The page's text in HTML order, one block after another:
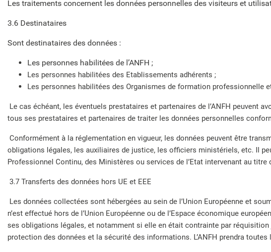
Les traitements concernent les données personnelles des visiteurs et
3.6 Destinataires
Sont destinataires des données :
Les personnes habilitées de l’ANFH ;
Les personnes habilitées des Etablissements adhérents ;
Les personnes habilitées des Organismes de formation professionnelle
Le cas échéant, les éventuels prestataires et partenaires de l’ANFH peuvent
tous ses prestataires et partenaires de traiter les données personnelles
Conformément à la réglementation en vigueur, les données peuvent être
obligations légales, les auxiliaires de justice, les officiers ministériels, etc. Il
Professionnel Continu, des Ministères ou services de l’Etat intervenant au
3.7 Transferts des données hors UE et EEE
Les données collectées sont hébergées au sein de l’Union Européenne et
n’est effectué hors de l’Union Européenne ou de l’Espace économique
ses obligations légales, et notamment si elle en était contrainte par
protection des données et la sécurité des informations. L’ANFH prendra